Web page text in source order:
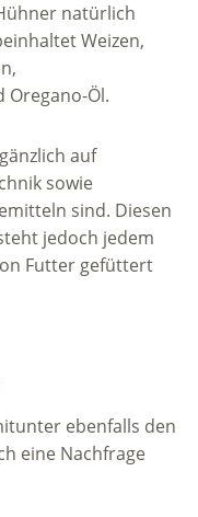
natürlich
Weizen,
Oregano-Öl.
auf
sowie
sind. Diesen
jedoch jedem
Futter gefüttert
ebenfalls den
eine Nachfrage